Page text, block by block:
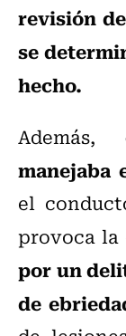
revisión
se
hecho.
Además,
manejaba
el
provoca
por un
de